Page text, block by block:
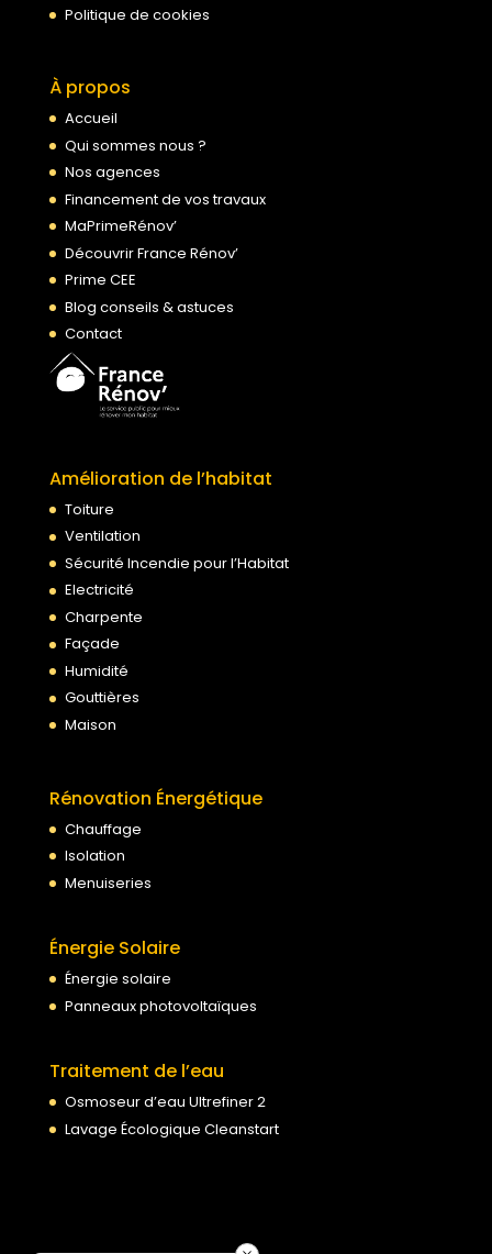
Politique de cookies
À propos
Accueil
Qui sommes nous ?
Nos agences
Financement de vos travaux
MaPrimeRénov’
Découvrir France Rénov’
Prime CEE
Blog conseils & astuces
Contact
Amélioration de l’habitat
Toiture
Ventilation
Sécurité Incendie pour l’Habitat
Electricité
Charpente
Façade
Humidité
Gouttières
Maison
Rénovation Énergétique
Chauffage
Isolation
Menuiseries
Énergie Solaire
Énergie solaire
Panneaux photovoltaïques
Traitement de l’eau
Osmoseur d’eau Ultrefiner 2
Lavage Écologique Cleanstart